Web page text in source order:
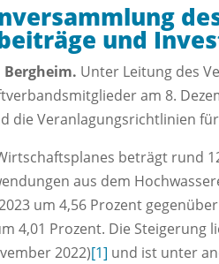
und
Bergheim. Unter Leitung des
am 8.
die Veranlagungsrichtlinien
beträgt rund
aus dem
um 4,56 Prozent
4,01 Prozent. Die
2022)[1] und ist unter